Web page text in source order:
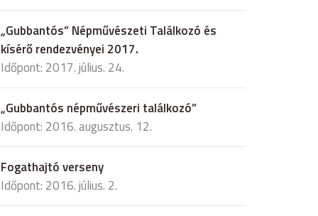
„Gubbantós” Népművészeti Találkozó és
kísérő rendezvényei 2017.
Időpont: 2017. július. 24.
„Gubbantós népművészeri találkozó”
Időpont: 2016. augusztus. 12.
Fogathajtó verseny
Időpont: 2016. július. 2.